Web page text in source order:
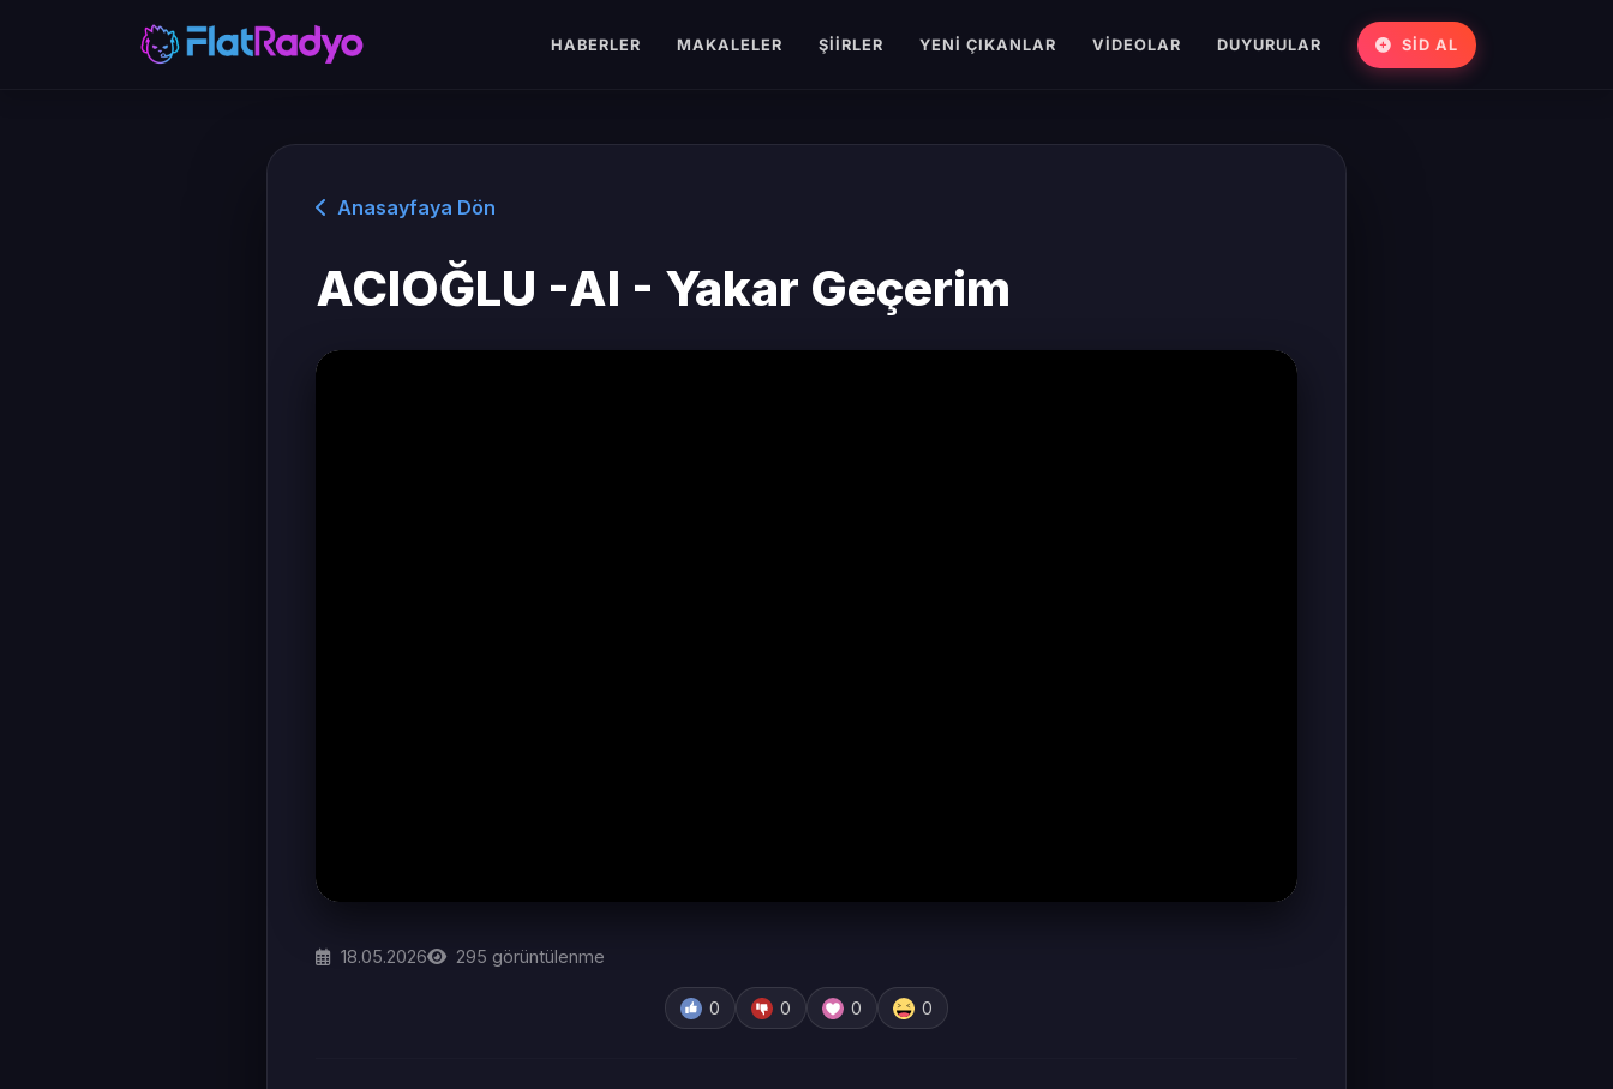
HABERLER MAKALELER ŞIIRLER YENI ÇIKANLAR VIDEOLAR DUYURULAR SİD AL
Anasayfaya Dön
ACIOĞLU -AI - Yakar Geçerim
18.05.2026 295 görüntülenme
0 0 0 0